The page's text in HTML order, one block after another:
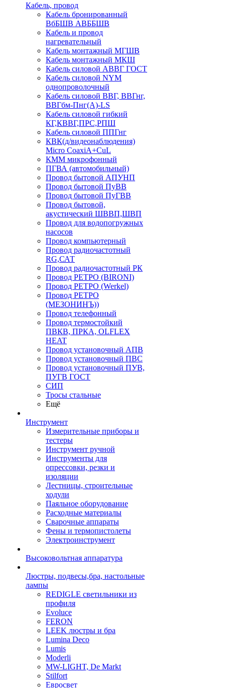
Кабель, провод
Кабель бронированный
ВбБШВ АВББШВ
Кабель и провод
нагревательный
Кабель монтажный МГШВ
Кабель монтажный МКШ
Кабель силовой АВВГ ГОСТ
Кабель силовой NYM
однопроволочный
Кабель силовой ВВГ, ВВГнг,
ВВГбм-Пнг(А)-LS
Кабель силовой гибкий
КГ,КВВГ,ПРС,РПШ
Кабель силовой ППГнг
КВК(д/видеонаблюдения)
Micro CoaxiA+CuL
КММ микрофонный
ПГВА (автомобильный)
Провод бытовой АПУНП
Провод бытовой ПуВВ
Провод бытовой ПуГВВ
Провод бытовой,
акустический ШВВП,ШВП
Провод для водопогружных
насосов
Провод компьютерный
Провод радиочастотный
RG,САТ
Провод радиочастотный РК
Провод РЕТРО (BIRONI)
Провод РЕТРО (Werkel)
Провод РЕТРО
(МЕЗОНИНЪ))
Провод телефонный
Провод термостойкий
ПВКВ, ПРКА, OLFLEX
HEAT
Провод установочный АПВ
Провод установочный ПВС
Провод установочный ПУВ,
ПУГВ ГОСТ
СИП
Тросы стальные
Ещё
Инструмент
Измерительные приборы и
тестеры
Инструмент ручной
Инструменты для
опрессовки, резки и
изоляции
Лестницы, строительные
ходули
Паяльное оборудование
Расходные материалы
Сварочные аппараты
Фены и термопистолеты
Электроинструмент
Высоковольтная аппаратура
Люстры, подвесы,бра, настольные
лампы
REDIGLE светильники из
профиля
Evoluce
FERON
LEEK люстры и бра
Lumina Deco
Lumis
Moderli
MW-LIGHT, De Markt
Stilfort
Евросвет